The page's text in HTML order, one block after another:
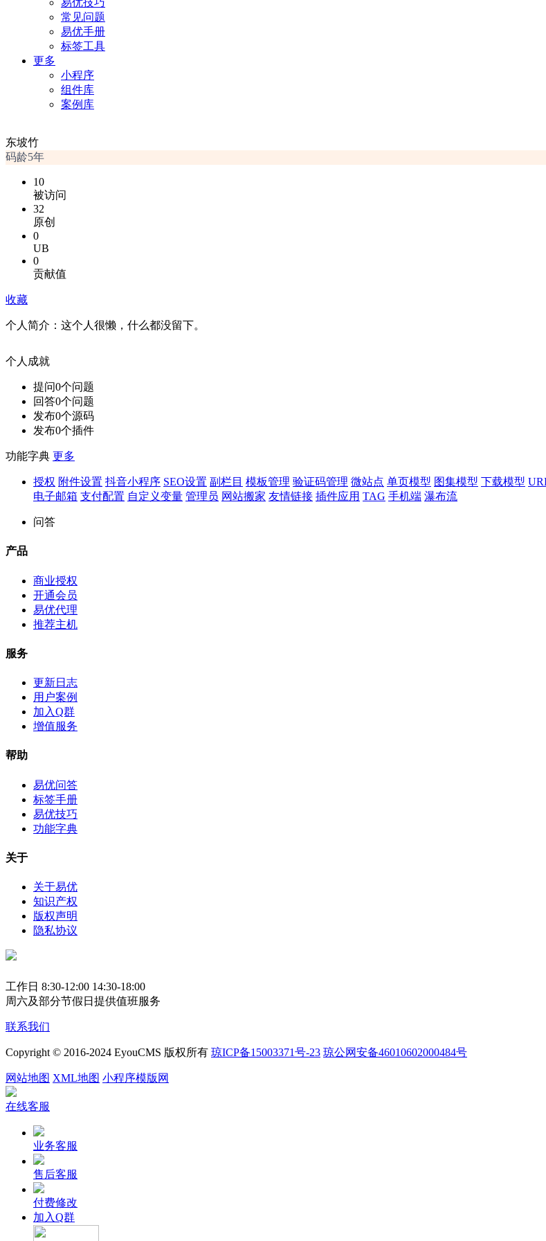
易优技巧
常见问题
易优手册
标签工具
更多
小程序
组件库
案例库
东坡竹
码龄5年
10
被访问
32
原创
0
UB
0
贡献值
收藏
个人简介： 这个人很懒，什么都没留下。
个人成就
提问0个问题
回答0个问题
发布0个源码
发布0个插件
功能字典 更多
授权 附件设置 抖音小程序 SEO设置 副栏目 模板管理 验证码管理 微站点 单页模型 图集模型 下载模型
电子邮箱 支付配置 自定义变量 管理员 网站搬家 友情链接 插件应用 TAG 手机端 瀑布流
问答
产品
商业授权
开通会员
易优代理
推荐主机
服务
更新日志
用户案例
加入Q群
增值服务
帮助
易优问答
标签手册
易优技巧
功能字典
关于
关于易优
知识产权
版权声明
隐私协议
工作日 8:30-12:00 14:30-18:00
周六及部分节假日提供值班服务
联系我们
Copyright © 2016-2024 EyouCMS 版权所有 琼ICP备15003371号-23 琼公网安备46010602000484号
网站地图 XML地图 小程序模版网
在线客服
业务客服
售后客服
付费修改
加入Q群